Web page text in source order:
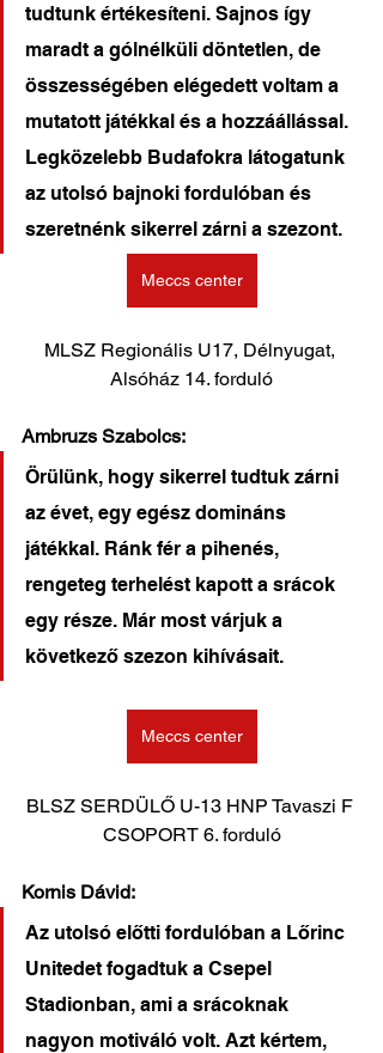
tudtunk értékesíteni. Sajnos így
maradt a gólnélküli döntetlen, de
összességében elégedett voltam a
mutatott játékkal és a hozzáállással.
Legközelebb Budafokra látogatunk
az utolsó bajnoki fordulóban és
szeretnénk sikerrel zárni a szezont.
Meccs center
MLSZ Regionális U17, Délnyugat,
Alsóház 14. forduló
Ambruzs Szabolcs:
Örülünk, hogy sikerrel tudtuk zárni
az évet, egy egész domináns
játékkal. Ránk fér a pihenés,
rengeteg terhelést kapott a srácok
egy része. Már most várjuk a
következő szezon kihívásait.
Meccs center
BLSZ SERDÜLŐ U-13 HNP Tavaszi F
CSOPORT 6. forduló
Kornis Dávid:
Az utolsó előtti fordulóban a Lőrinc
Unitedet fogadtuk a Csepel
Stadionban, ami a srácoknak
nagyon motiváló volt. Azt kértem,